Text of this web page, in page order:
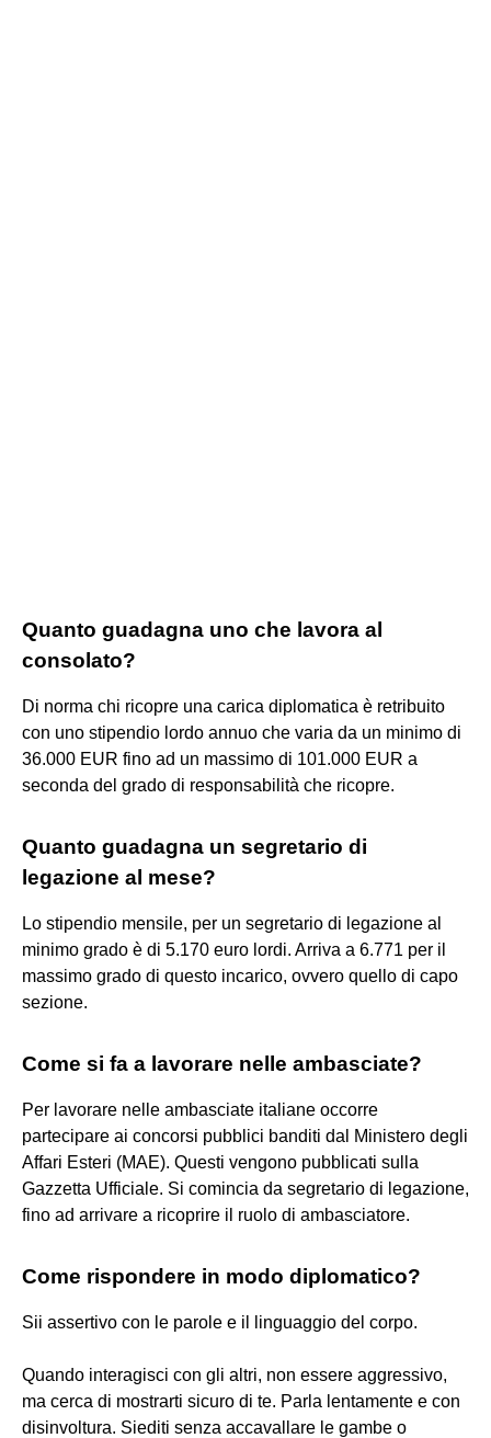
Quanto guadagna uno che lavora al
consolato?
Di norma chi ricopre una carica diplomatica è retribuito
con uno stipendio lordo annuo che varia da un minimo di
36.000 EUR fino ad un massimo di 101.000 EUR a
seconda del grado di responsabilità che ricopre.
Quanto guadagna un segretario di
legazione al mese?
Lo stipendio mensile, per un segretario di legazione al
minimo grado è di 5.170 euro lordi. Arriva a 6.771 per il
massimo grado di questo incarico, ovvero quello di capo
sezione.
Come si fa a lavorare nelle ambasciate?
Per lavorare nelle ambasciate italiane occorre
partecipare ai concorsi pubblici banditi dal Ministero degli
Affari Esteri (MAE). Questi vengono pubblicati sulla
Gazzetta Ufficiale. Si comincia da segretario di legazione,
fino ad arrivare a ricoprire il ruolo di ambasciatore.
Come rispondere in modo diplomatico?
Sii assertivo con le parole e il linguaggio del corpo.
Quando interagisci con gli altri, non essere aggressivo,
ma cerca di mostrarti sicuro di te. Parla lentamente e con
disinvoltura. Siediti senza accavallare le gambe o